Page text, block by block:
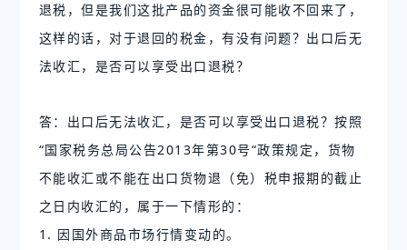
退税，但是我们这批产品的资金很可能收不回来了，
这样的话，对于退回的税金，有没有问题？出口后无
法收汇，是否可以享受出口退税？
答：出口后无法收汇，是否可以享受出口退税？按照
“国家税务总局公告2013年第30号“政策规定，货物
不能收汇或不能在出口货物退（免）税申报期的截止
之日内收汇的，属于一下情形的：
1. 因国外商品市场行情变动的。